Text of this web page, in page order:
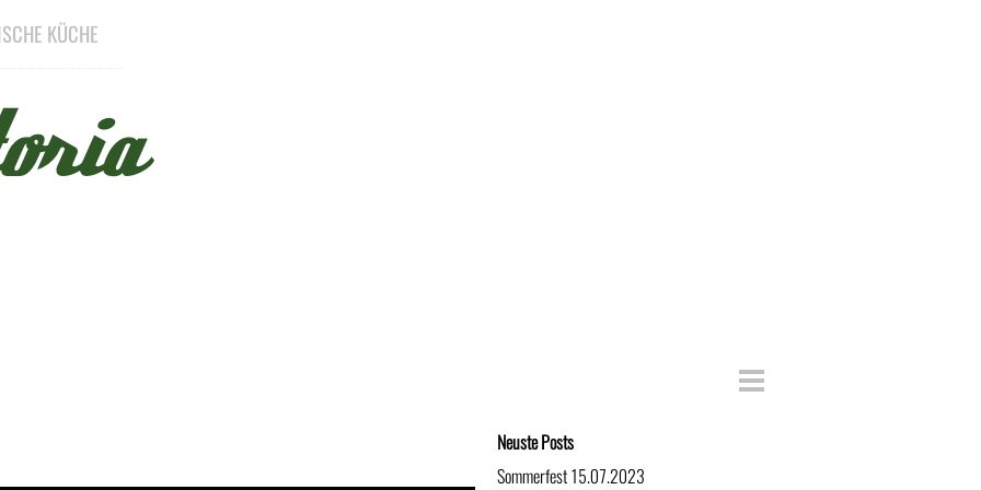
KÜCHE
Block überspringen Neuste Posts
Neuste Posts
Sommerfest 15.07.2023